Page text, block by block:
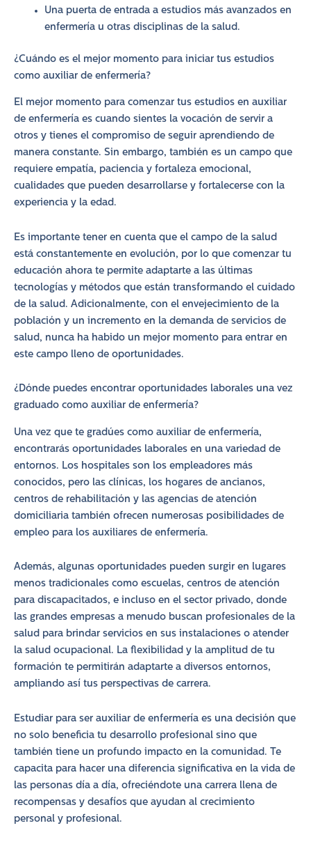
Una puerta de entrada a estudios más avanzados en
enfermería u otras disciplinas de la salud.
¿Cuándo es el mejor momento para iniciar tus estudios
como auxiliar de enfermería?
El mejor momento para comenzar tus estudios en auxiliar
de enfermería es cuando sientes la vocación de servir a
otros y tienes el compromiso de seguir aprendiendo de
manera constante. Sin embargo, también es un campo que
requiere empatía, paciencia y fortaleza emocional,
cualidades que pueden desarrollarse y fortalecerse con la
experiencia y la edad.
Es importante tener en cuenta que el campo de la salud
está constantemente en evolución, por lo que comenzar tu
educación ahora te permite adaptarte a las últimas
tecnologías y métodos que están transformando el cuidado
de la salud. Adicionalmente, con el envejecimiento de la
población y un incremento en la demanda de servicios de
salud, nunca ha habido un mejor momento para entrar en
este campo lleno de oportunidades.
¿Dónde puedes encontrar oportunidades laborales una vez
graduado como auxiliar de enfermería?
Una vez que te gradúes como auxiliar de enfermería,
encontrarás oportunidades laborales en una variedad de
entornos. Los hospitales son los empleadores más
conocidos, pero las clínicas, los hogares de ancianos,
centros de rehabilitación y las agencias de atención
domiciliaria también ofrecen numerosas posibilidades de
empleo para los auxiliares de enfermería.
Además, algunas oportunidades pueden surgir en lugares
menos tradicionales como escuelas, centros de atención
para discapacitados, e incluso en el sector privado, donde
las grandes empresas a menudo buscan profesionales de la
salud para brindar servicios en sus instalaciones o atender
la salud ocupacional. La flexibilidad y la amplitud de tu
formación te permitirán adaptarte a diversos entornos,
ampliando así tus perspectivas de carrera.
Estudiar para ser auxiliar de enfermería es una decisión que
no solo beneficia tu desarrollo profesional sino que
también tiene un profundo impacto en la comunidad. Te
capacita para hacer una diferencia significativa en la vida de
las personas día a día, ofreciéndote una carrera llena de
recompensas y desafíos que ayudan al crecimiento
personal y profesional.